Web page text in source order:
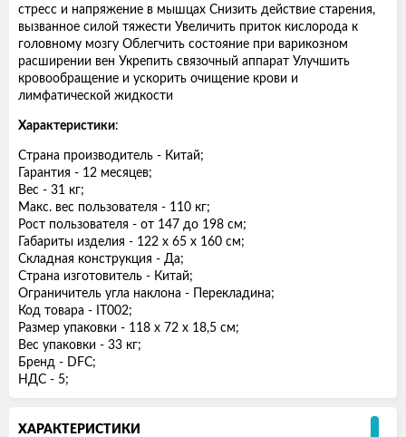
стресс и напряжение в мышцах Снизить действие старения,
вызванное силой тяжести Увеличить приток кислорода к
головному мозгу Облегчить состояние при варикозном
расширении вен Укрепить связочный аппарат Улучшить
кровообращение и ускорить очищение крови и
лимфатической жидкости
Характеристики:
Страна производитель - Китай;
Гарантия - 12 месяцев;
Вес - 31 кг;
Макс. вес пользователя - 110 кг;
Рост пользователя - от 147 до 198 см;
Габариты изделия - 122 х 65 х 160 см;
Складная конструкция - Да;
Страна изготовитель - Китай;
Ограничитель угла наклона - Перекладина;
Код товара - IT002;
Размер упаковки - 118 х 72 х 18,5 см;
Вес упаковки - 33 кг;
Бренд - DFC;
НДС - 5;
ХАРАКТЕРИСТИКИ